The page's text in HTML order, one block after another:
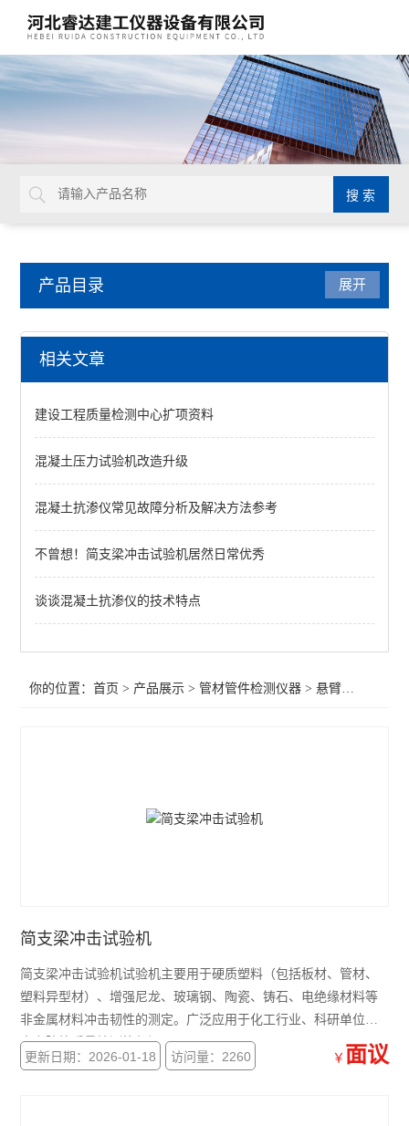
产品目录
管材管件检测仪器
管材管件拉力计
塑料管材管件检测仪器
悬臂梁冲击试验机
管材静液压试验机
展开
相关文章
建设工程质量检测中心扩项资料
混凝土压力试验机改造升级
混凝土抗渗仪常见故障分析及解决方法参考
不曾想！简支梁冲击试验机居然日常优秀
谈谈混凝土抗渗仪的技术特点
你的位置：首页 > 产品展示 >管材管件检测仪器 >悬臂梁冲击试验机
简支梁冲击试验机
简支梁冲击试验机试验机主要用于硬质塑料（包括板材、管材、
塑料异型材）、增强尼龙、玻璃钢、陶瓷、铸石、电绝缘材料等
非金属材料冲击韧性的测定。广泛应用于化工行业、科研单位、
大专院校质量检测等部门。
更新日期：2026-01-18 访问量：2260 ￥ 面议